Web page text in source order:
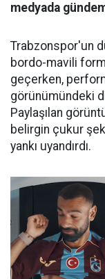
medyada
Trabzonspor'un
bordo-mavili
geçerken,
görünümündeki
Paylaşılan
belirgin çukur
yankı uyandırdı.